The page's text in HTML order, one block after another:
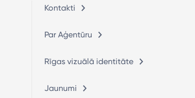
Kontakti
Par Aģentūru
Rīgas vizuālā identitāte
Jaunumi